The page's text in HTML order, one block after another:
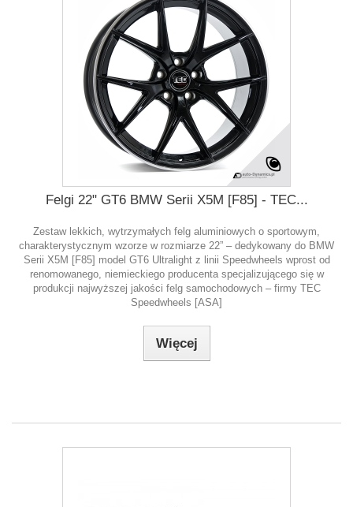
Felgi 22" GT6 BMW Serii X5M [F85] - TEC...
Zestaw lekkich, wytrzymałych felg aluminiowych o sportowym,
charakterystycznym wzorze w rozmiarze 22” – dedykowany do BMW
Serii X5M [F85] model GT6 Ultralight z linii Speedwheels wprost od
renomowanego, niemieckiego producenta specjalizującego się w
produkcji najwyższej jakości felg samochodowych – firmy TEC
Speedwheels [ASA]
Więcej